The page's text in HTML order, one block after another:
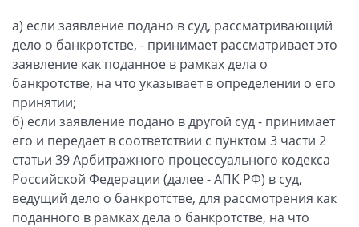
а) если заявление подано в суд, рассматривающий
дело о банкротстве, - принимает рассматривает это
заявление как поданное в рамках дела о
банкротстве, на что указывает в определении о его
принятии;
б) если заявление подано в другой суд - принимает
его и передает в соответствии с пунктом 3 части 2
статьи 39 Арбитражного процессуального кодекса
Российской Федерации (далее - АПК РФ) в суд,
ведущий дело о банкротстве, для рассмотрения как
поданного в рамках дела о банкротстве, на что